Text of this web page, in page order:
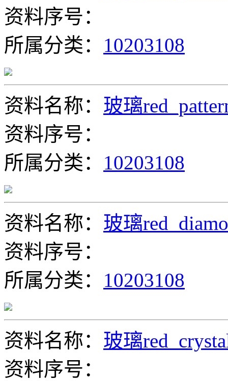
资料序号：
所属分类： 10203108
资料名称： 玻璃
资料序号：
所属分类： 10203108
资料名称： 玻璃
资料序号：
所属分类： 10203108
资料名称： 玻璃
资料序号：